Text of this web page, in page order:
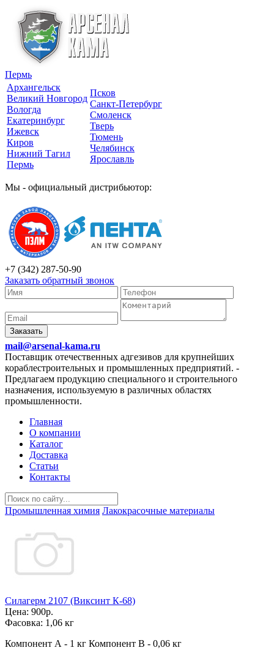
Пермь
Архангельск
Великий Новгород
Вологда
Екатеринбург
Ижевск
Киров
Нижний Тагил
Пермь
Псков
Санкт-Петербург
Смоленск
Тверь
Тюмень
Челябинск
Ярославль
Мы - официальный дистрибьютор:
+7 (342) 287-50-90
Заказать обратный звонок
Заказать
mail@arsenal-kama.ru
Поставщик отечественных адгезивов для крупнейших
кораблестроительных и промышленных предприятий. -
Предлагаем продукцию специального и строительного
назначения, используемую в различных областях
промышленности.
Главная
О компании
Каталог
Доставка
Статьи
Контакты
Промышленная химия Лакокрасочные материалы
Силагерм 2107 (Виксинт К-68)
Цена: 900р.
Фасовка: 1,06 кг
Компонент А - 1 кг Компонент В - 0,06 кг